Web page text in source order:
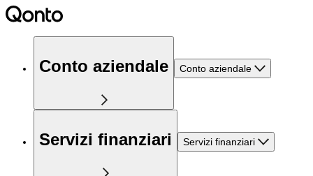
Conto aziendale Conto aziendale
Servizi finanziari Servizi finanziari